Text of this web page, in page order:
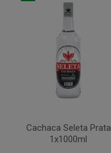
Cachaca Seleta Prata
1x1000ml